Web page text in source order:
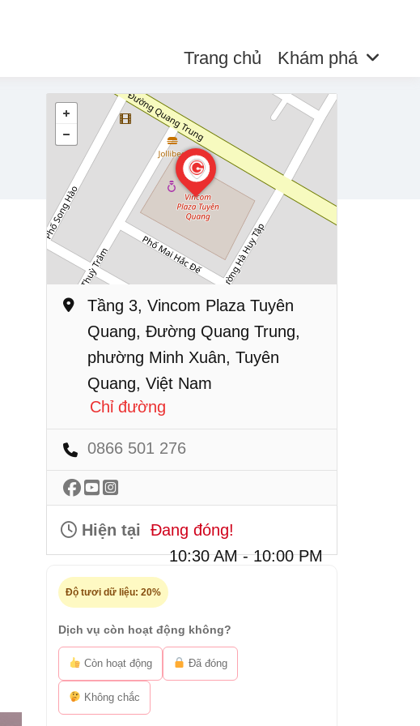
Trang chủ Khám phá
Tầng 3, Vincom Plaza Tuyên
Quang, Đường Quang Trung,
phường Minh Xuân, Tuyên
Quang, Việt Nam
Chỉ đường
0866 501 276
Hiện tại
Đang đóng!
10:30 AM - 10:00 PM
Độ tươi dữ liệu: 20%
Dịch vụ còn hoạt động không?
Còn hoạt động Đã đóng
Không chắc